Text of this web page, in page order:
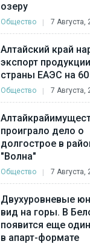
озеру
Общество 7 Августа,
Алтайский край
экспорт
страны ЕАЭС на 60
Общество 7 Августа,
проиграло дело о
долгострое в
"Волна"
Общество 7 Августа,
Двухуровневые
вид на горы. В
появится еще
в апарт-формате